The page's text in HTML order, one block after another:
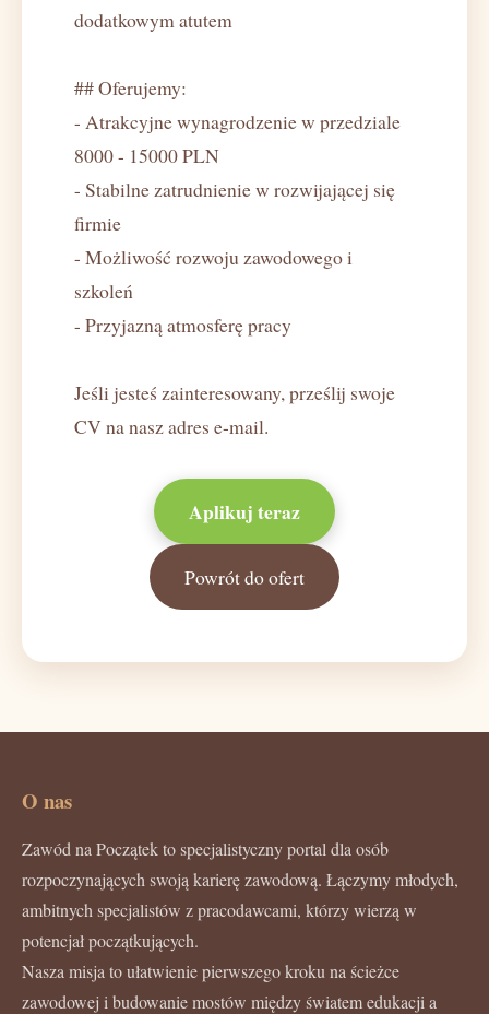
dodatkowym atutem
## Oferujemy:
- Atrakcyjne wynagrodzenie w przedziale
8000 - 15000 PLN
- Stabilne zatrudnienie w rozwijającej się
firmie
- Możliwość rozwoju zawodowego i
szkoleń
- Przyjazną atmosferę pracy
Jeśli jesteś zainteresowany, prześlij swoje
CV na nasz adres e-mail.
Aplikuj teraz
Powrót do ofert
O nas
Zawód na Początek to specjalistyczny portal dla osób
rozpoczynających swoją karierę zawodową. Łączymy młodych,
ambitnych specjalistów z pracodawcami, którzy wierzą w
potencjał początkujących.
Nasza misja to ułatwienie pierwszego kroku na ścieżce
zawodowej i budowanie mostów między światem edukacji a